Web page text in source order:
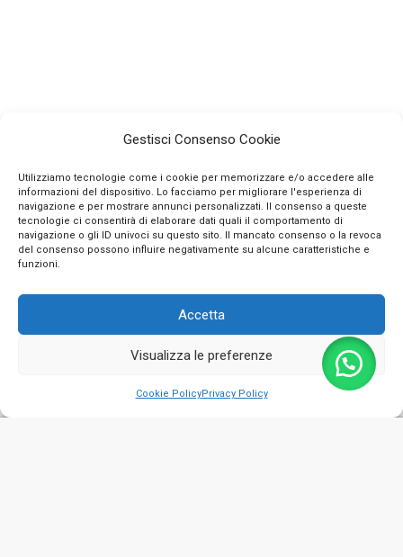
Gestisci Consenso Cookie
Utilizziamo tecnologie come i cookie per memorizzare e/o accedere alle
informazioni del dispositivo. Lo facciamo per migliorare l'esperienza di
navigazione e per mostrare annunci personalizzati. Il consenso a queste
tecnologie ci consentirà di elaborare dati quali il comportamento di
navigazione o gli ID univoci su questo sito. Il mancato consenso o la revoca
del consenso possono influire negativamente su alcune caratteristiche e
funzioni.
Accetta
Visualizza le preferenze
Cookie PolicyPrivacy Policy
INFO
SEGUICI SUI SOCIAL